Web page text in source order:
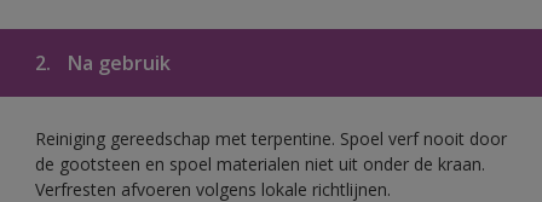
2. Na gebruik
Reiniging gereedschap met terpentine. Spoel verf nooit door
de gootsteen en spoel materialen niet uit onder de kraan.
Verfresten afvoeren volgens lokale richtlijnen.